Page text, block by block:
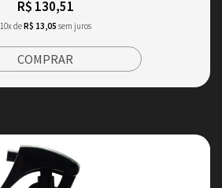
R$ 130,51
10x deR$ 13,05 sem juros
COMPRAR